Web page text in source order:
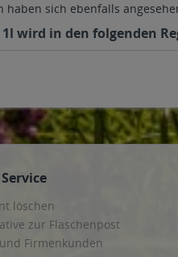
haben sich ebenfalls
wird in den folgenden
löschen
zur Flaschenpost
Firmenkunden